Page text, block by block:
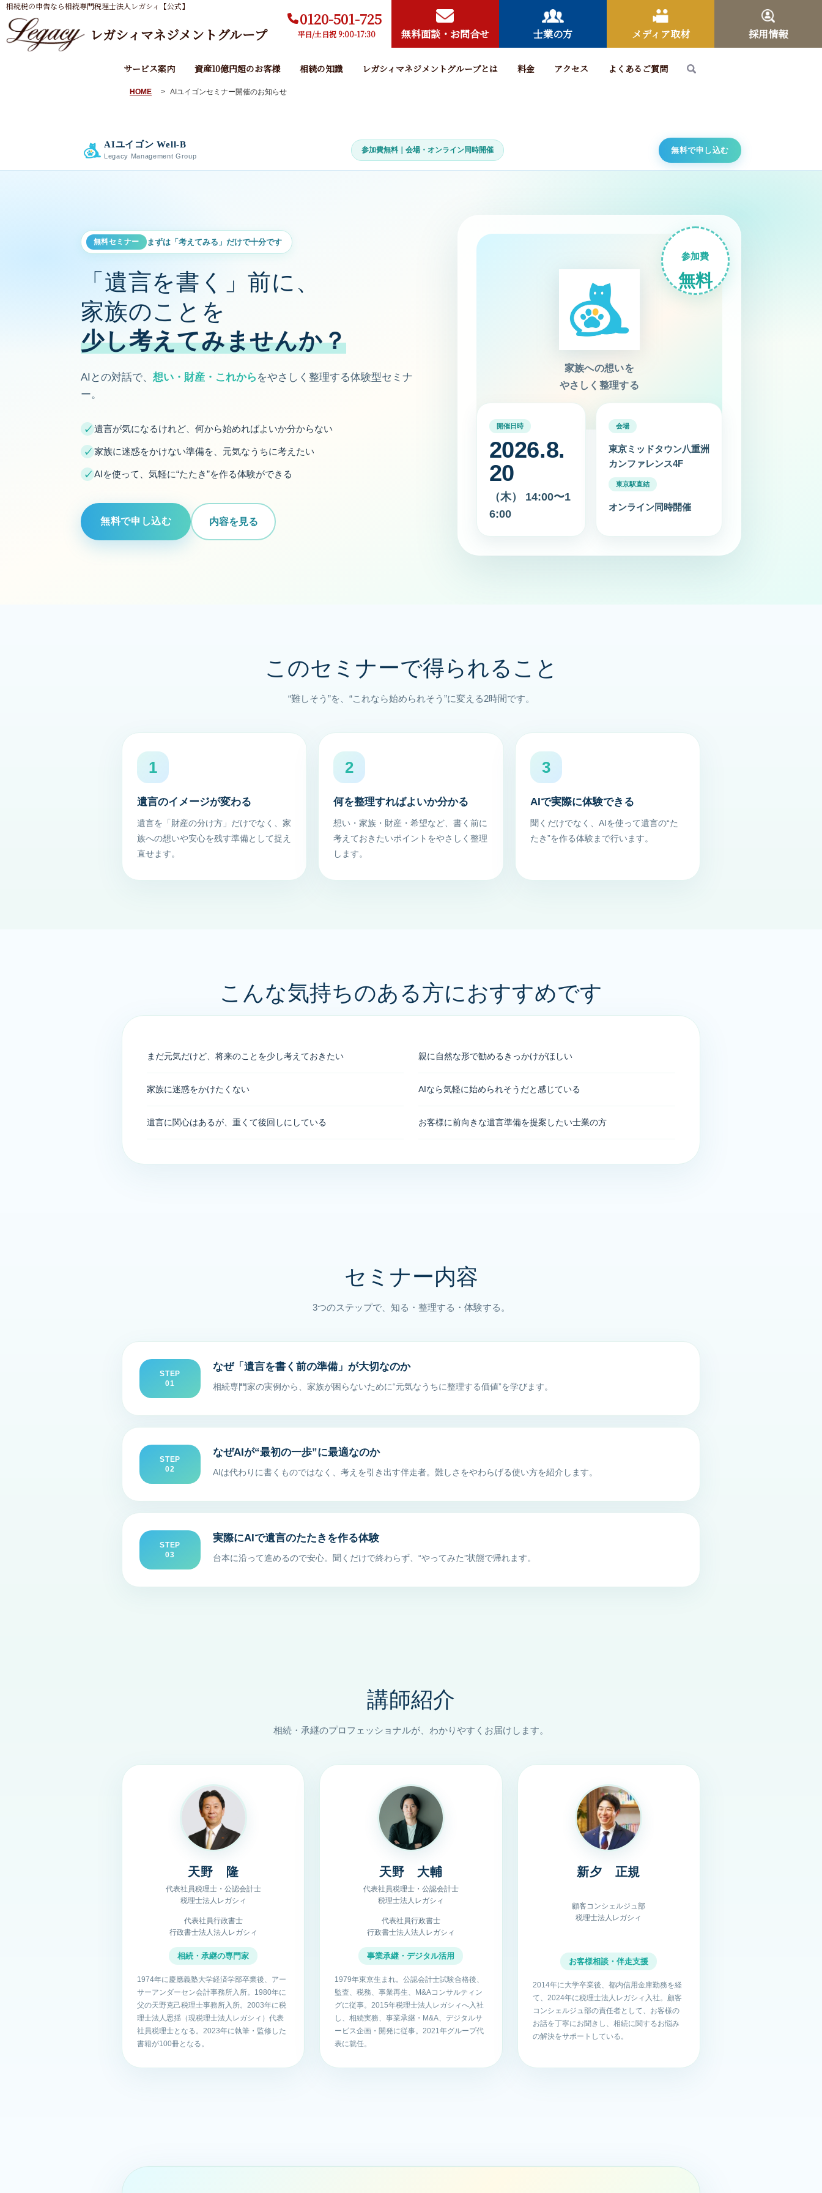
相続税の申告なら相続専門税理士法人レガシィ【公式】
レガシィマネジメントグループ
0120-501-725
平日/土日祝 9:00-17:30 無料面談・お問合せ 士業の方 メディア取材 採用情報
サービス案内 資産10億円超のお客様 相続の知識 レガシィマネジメントグループとは 料金 アクセス よくあるご質問
HOME AIユイゴンセミナー開催のお知らせ
AIユイゴン Well-B
Legacy Management Group
参加費無料｜会場・オンライン同時開催 無料で申し込む
無料セミナー まずは「考えてみる」だけで十分です
「遺言を書く」前に、
家族のことを
少し考えてみませんか？
AIとの対話で、 想い・財産・これから をやさしく整理する体験型セミナ
ー。
✓ 遺言が気になるけれど、何から始めればよいか分からない
✓ 家族に迷惑をかけない準備を、元気なうちに考えたい
✓ AIを使って、気軽に“たたき”を作る体験ができる
無料で申し込む 内容を見る
参加費
無料
家族への想いを
やさしく整理する
開催日時
2026.8.
20
（木） 14:00〜1
6:00
会場
東京ミッドタウン八重洲
カンファレンス4F
東京駅直結
オンライン同時開催
このセミナーで得られること
“難しそう”を、“これなら始められそう”に変える2時間です。
1
遺言のイメージが変わる
遺言を「財産の分け方」だけでなく、家
族への想いや安心を残す準備として捉え
直せます。
2
何を整理すればよいか分かる
想い・家族・財産・希望など、書く前に
考えておきたいポイントをやさしく整理
します。
3
AIで実際に体験できる
聞くだけでなく、AIを使って遺言の“た
たき”を作る体験まで行います。
こんな気持ちのある方におすすめです
まだ元気だけど、将来のことを少し考えておきたい
家族に迷惑をかけたくない
遺言に関心はあるが、重くて後回しにしている
親に自然な形で勧めるきっかけがほしい
AIなら気軽に始められそうだと感じている
お客様に前向きな遺言準備を提案したい士業の方
セミナー内容
3つのステップで、知る・整理する・体験する。
STEP
01
なぜ「遺言を書く前の準備」が大切なのか
相続専門家の実例から、家族が困らないために“元気なうちに整理する価値”を学びます。
STEP
02
なぜAIが“最初の一歩”に最適なのか
AIは代わりに書くものではなく、考えを引き出す伴走者。難しさをやわらげる使い方を紹介します。
STEP
03
実際にAIで遺言のたたきを作る体験
台本に沿って進めるので安心。聞くだけで終わらず、“やってみた”状態で帰れます。
講師紹介
相続・承継のプロフェッショナルが、わかりやすくお届けします。
天野 隆
代表社員税理士・公認会計士
税理士法人レガシィ
代表社員行政書士
行政書士法人法人レガシィ
相続・承継の専門家
1974年に慶應義塾大学経済学部卒業後、アー
サーアンダーセン会計事務所入所。1980年に
父の天野克己税理士事務所入所。2003年に税
理士法人思揺（現税理士法人レガシィ）代表
社員税理士となる。2023年に執筆・監修した
書籍が100冊となる。
天野 大輔
代表社員税理士・公認会計士
税理士法人レガシィ
代表社員行政書士
行政書士法人法人レガシィ
事業承継・デジタル活用
1979年東京生まれ。公認会計士試験合格後、
監査、税務、事業再生、M&Aコンサルティン
グに従事。2015年税理士法人レガシィへ入社
し、相続実務、事業承継・M&A、デジタルサ
ービス企画・開発に従事。2021年グループ代
表に就任。
新夕 正規
顧客コンシェルジュ部
税理士法人レガシィ
お客様相談・伴走支援
2014年に大学卒業後、都内信用金庫勤務を経
て、2024年に税理士法人レガシィ入社。顧客
コンシェルジュ部の責任者として、お客様の
お話を丁寧にお聞きし、相続に関するお悩み
の解決をサポートしている。